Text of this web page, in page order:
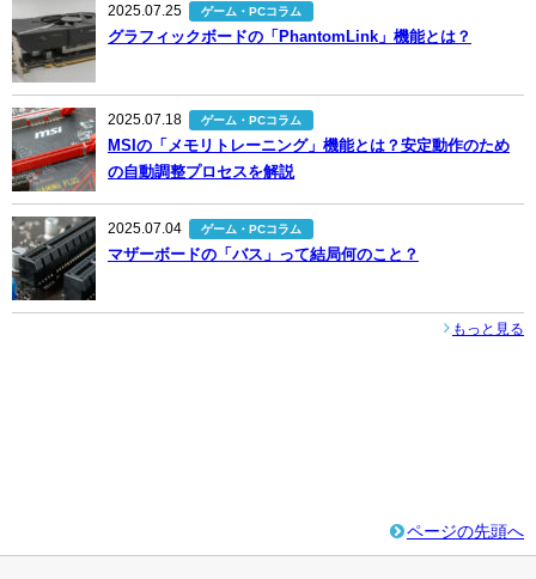
2025.07.25 ゲーム・PCコラム
グラフィックボードの「PhantomLink」機能とは？
2025.07.18 ゲーム・PCコラム
MSIの「メモリトレーニング」機能とは？安定動作のため
の自動調整プロセスを解説
2025.07.04 ゲーム・PCコラム
マザーボードの「バス」って結局何のこと？
もっと見る
ページの先頭へ